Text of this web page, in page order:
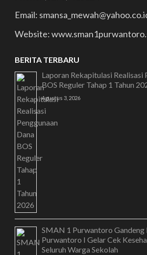
Email:
Website:
BERITA TERBARU
Laporan Rekapitulasi Realisasi
BOS Reguler Tahap 1 Tahun
Agustus 3, 2026
SMAN 1 Purwantoro Gandeng
Purwantoro I Gelar Cek
Seluruh Warga Sekolah